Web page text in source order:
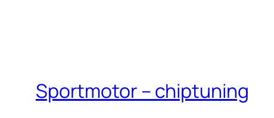
Sportmotor – chiptuning